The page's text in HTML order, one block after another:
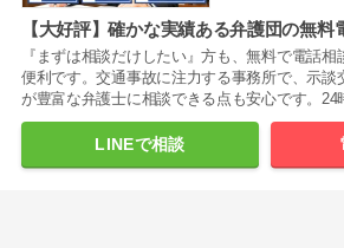
【大好評】確かな実績ある弁護団の無料
『まずは相談だけしたい』方も、無料で電話
便利です。交通事故に注力する事務所で、示談
が豊富な弁護士に相談できる点も安心です。24
LINEで相談